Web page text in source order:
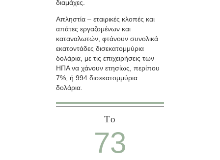
διαμάχες.
Απληστία – εταιρικές κλοπές και
απάτες εργαζομένων και
καταναλωτών, φτάνουν συνολικά
εκατοντάδες δισεκατομμύρια
δολάρια, με τις επιχειρήσεις των
ΗΠΑ να χάνουν ετησίως, περίπου
7%, ή 994 δισεκατομμύρια
δολάρια.
Το
73